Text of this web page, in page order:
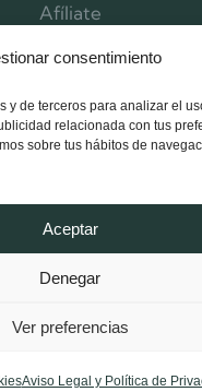
consentimiento
y de terceros para analizar el
relacionada con tus
sobre tus hábitos de
Aceptar
Denegar
Ver preferencias
Aviso Legal y Política de
Afíliate
Contacta
f